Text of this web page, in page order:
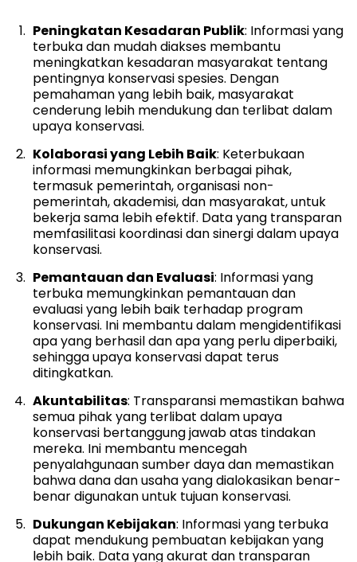
Peningkatan Kesadaran Publik: Informasi yang
terbuka dan mudah diakses membantu
meningkatkan kesadaran masyarakat tentang
pentingnya konservasi spesies. Dengan
pemahaman yang lebih baik, masyarakat
cenderung lebih mendukung dan terlibat dalam
upaya konservasi.
Kolaborasi yang Lebih Baik: Keterbukaan
informasi memungkinkan berbagai pihak,
termasuk pemerintah, organisasi non-
pemerintah, akademisi, dan masyarakat, untuk
bekerja sama lebih efektif. Data yang transparan
memfasilitasi koordinasi dan sinergi dalam upaya
konservasi.
Pemantauan dan Evaluasi: Informasi yang
terbuka memungkinkan pemantauan dan
evaluasi yang lebih baik terhadap program
konservasi. Ini membantu dalam mengidentifikasi
apa yang berhasil dan apa yang perlu diperbaiki,
sehingga upaya konservasi dapat terus
ditingkatkan.
Akuntabilitas: Transparansi memastikan bahwa
semua pihak yang terlibat dalam upaya
konservasi bertanggung jawab atas tindakan
mereka. Ini membantu mencegah
penyalahgunaan sumber daya dan memastikan
bahwa dana dan usaha yang dialokasikan benar-
benar digunakan untuk tujuan konservasi.
Dukungan Kebijakan: Informasi yang terbuka
dapat mendukung pembuatan kebijakan yang
lebih baik. Data yang akurat dan transparan